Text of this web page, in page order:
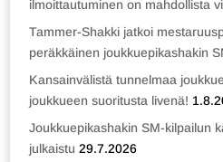
ilmoittautuminen on mahdollista
Tammer-Shakki jatkoi
peräkkäinen joukkuepikashakin
Kansainvälistä tunnelmaa
joukkueen suoritusta livenä!
Joukkuepikashakin SM-kilpailun
julkaistu 29.7.2026